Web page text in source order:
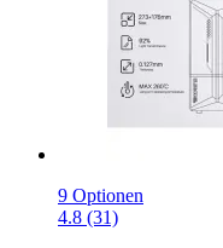
9 Optionen
4.8 (31)